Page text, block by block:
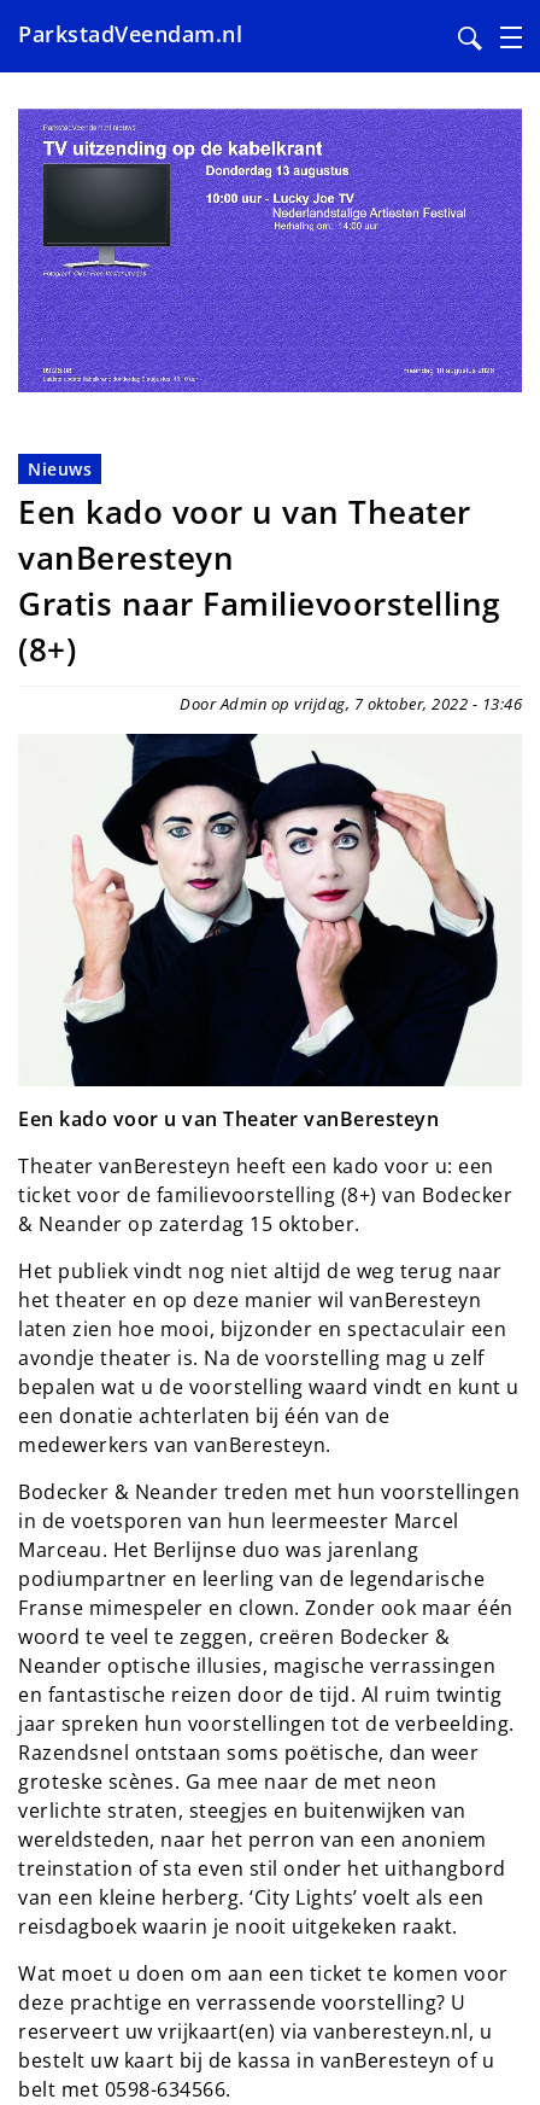
en
naar
de
inhoud
gaan
ParkstadVeendam.nl
Nieuws
Een kado voor u van Theater
vanBeresteyn
Gratis naar Familievoorstelling
(8+)
Door Admin op vrijdag, 7 oktober, 2022 - 13:46
Een kado voor u van Theater vanBeresteyn
Theater vanBeresteyn heeft een kado voor u: een
ticket voor de familievoorstelling (8+) van Bodecker
& Neander op zaterdag 15 oktober.
Het publiek vindt nog niet altijd de weg terug naar
het theater en op deze manier wil vanBeresteyn
laten zien hoe mooi, bijzonder en spectaculair een
avondje theater is. Na de voorstelling mag u zelf
bepalen wat u de voorstelling waard vindt en kunt u
een donatie achterlaten bij één van de
medewerkers van vanBeresteyn.
Bodecker & Neander treden met hun voorstellingen
in de voetsporen van hun leermeester Marcel
Marceau. Het Berlijnse duo was jarenlang
podiumpartner en leerling van de legendarische
Franse mimespeler en clown. Zonder ook maar één
woord te veel te zeggen, creëren Bodecker &
Neander optische illusies, magische verrassingen
en fantastische reizen door de tijd. Al ruim twintig
jaar spreken hun voorstellingen tot de verbeelding.
Razendsnel ontstaan soms poëtische, dan weer
groteske scènes. Ga mee naar de met neon
verlichte straten, steegjes en buitenwijken van
wereldsteden, naar het perron van een anoniem
treinstation of sta even stil onder het uithangbord
van een kleine herberg. ‘City Lights’ voelt als een
reisdagboek waarin je nooit uitgekeken raakt.
Wat moet u doen om aan een ticket te komen voor
deze prachtige en verrassende voorstelling? U
reserveert uw vrijkaart(en) via vanberesteyn.nl, u
bestelt uw kaart bij de kassa in vanBeresteyn of u
belt met 0598-634566.